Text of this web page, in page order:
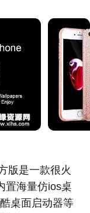
版是一款很火
置海量仿ios桌
桌面启动器等